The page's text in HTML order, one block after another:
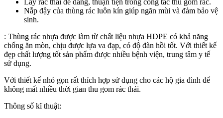
Nắp đậy của thùng rác luôn kín giúp ngăn mùi và đảm bảo vệ
sinh.
: Thùng rác nhựa được làm từ chất liệu nhựa HDPE có khả năng
chống ăn mòn, chịu được lựa va đạp, có độ đàn hồi tốt. Với thiết kế
đẹp chất lượng tốt sản phẩm được nhiều bệnh viện, trung tâm y tế
sử dụng.
Với thiết kế nhỏ gọn rất thích hợp sử dụng cho các hộ gia đình để
không mất nhiều thời gian thu gom rác thải.
Thông số kĩ thuật: